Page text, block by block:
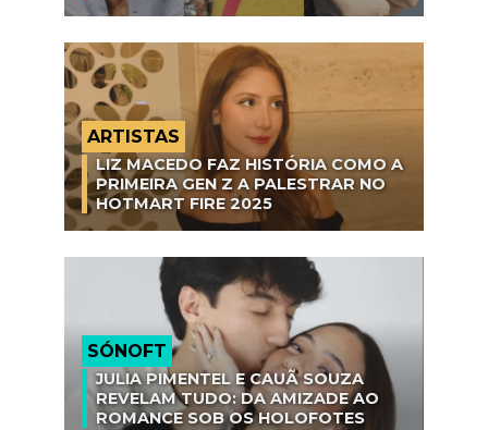
ARTISTAS
LIZ MACEDO FAZ HISTÓRIA COMO A
PRIMEIRA GEN Z A PALESTRAR NO
HOTMART FIRE 2025
SÓNOFT
JULIA PIMENTEL E CAUÃ SOUZA
REVELAM TUDO: DA AMIZADE AO
ROMANCE SOB OS HOLOFOTES